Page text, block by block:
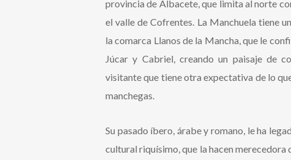
provincia de Albacete, que limita al norte
el valle de Cofrentes. La Manchuela tiene
la comarca Llanos de la Mancha, que le
Júcar y Cabriel, creando un paisaje de
visitante que tiene otra expectativa de lo
manchegas.
Su pasado íbero, árabe y romano, le ha
cultural riquísimo, que la hacen merecedora